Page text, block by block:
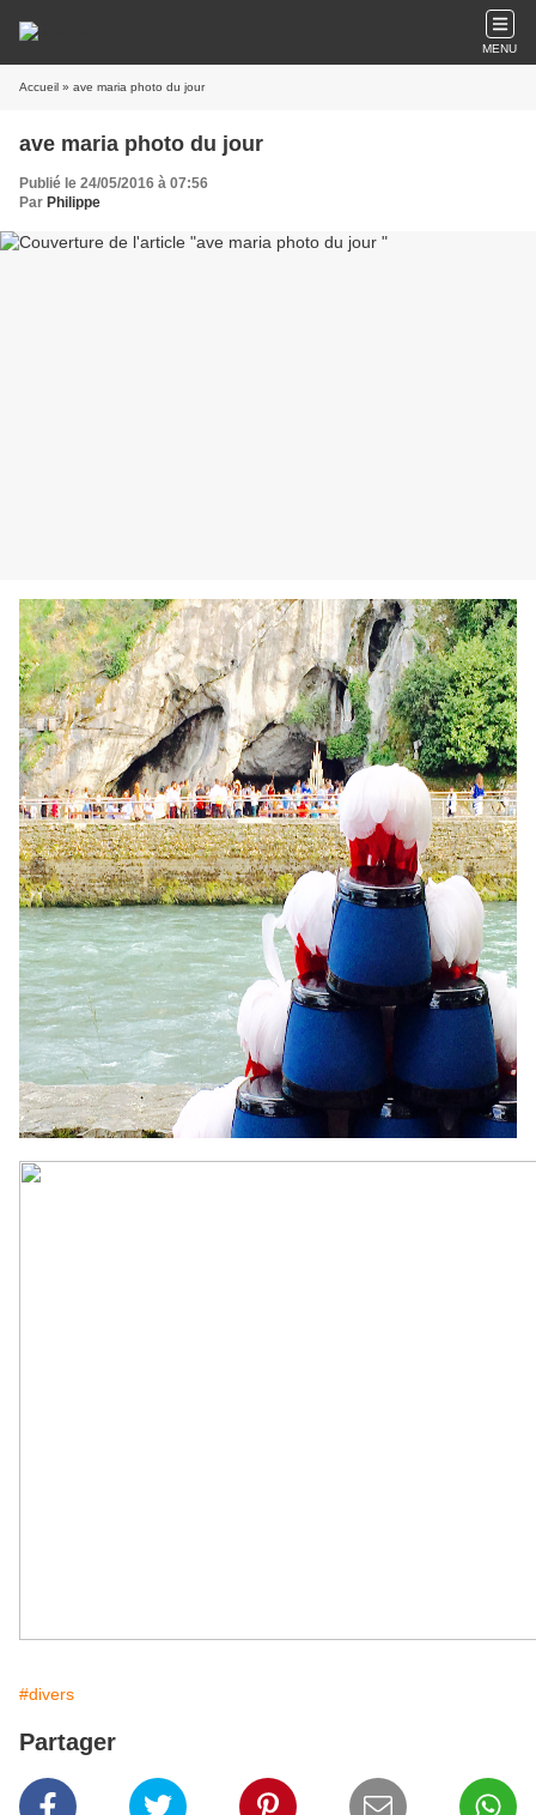
MENU
Accueil » ave maria photo du jour
ave maria photo du jour
Publié le 24/05/2016 à 07:56
Par Philippe
#divers
Partager